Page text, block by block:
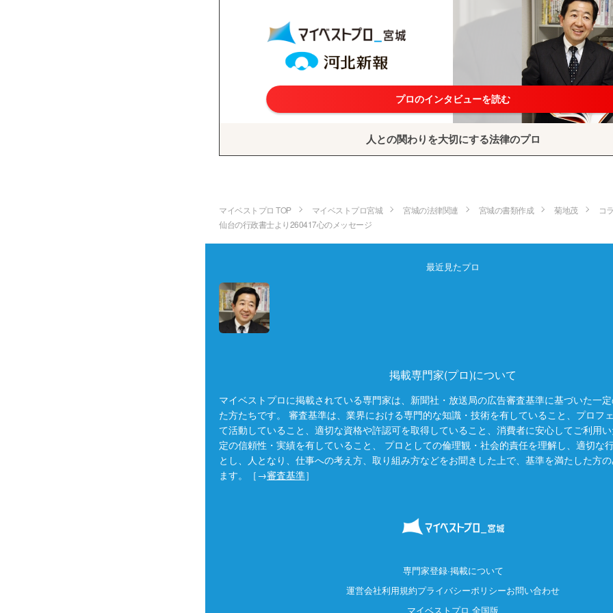
プロのインタビューを読む
人との関わりを大切にする法律のプロ
マイベストプロ TOP マイベストプロ宮城 宮城の法律関連 宮城の書類作成 菊地茂
コ
仙台の行政書士より260417心のメッセージ
最近見たプロ
掲載専門家(プロ)について
マイベストプロに掲載されている専門家は、新聞社・放送局の広告審査基準に基づいた一
た方たちです。 審査基準は、業界における専門的な知識・技術を有していること、プロフ
て活動していること、適切な資格や許認可を取得していること、消費者に安心してご利用
定の信頼性・実績を有していること、 プロとしての倫理観・社会的責任を理解し、適切な
とし、人となり、仕事への考え方、取り組み方などをお聞きした上で、基準を満たした方
ます。［→審査基準］
専門家登録·掲載について
運営会社利用規約プライバシーポリシーお問い合わせ
マイベストプロ 全国版